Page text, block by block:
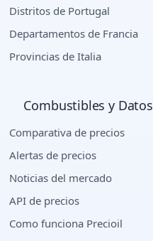
Distritos de Portugal
Departamentos de Francia
Provincias de Italia
Combustibles y Datos
Comparativa de precios
Alertas de precios
Noticias del mercado
API de precios
Como funciona Precioil